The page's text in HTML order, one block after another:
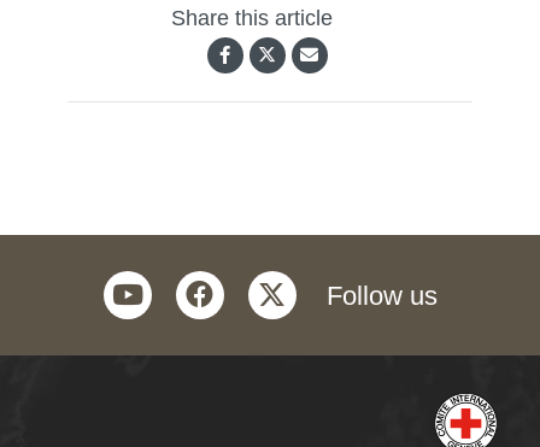
Share this article
Follow us
twitter
facebook
youtube